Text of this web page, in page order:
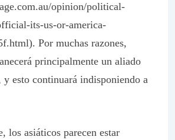
opinion/political-
its-us-or-america-
Por muchas razones,
principalmente un aliado
esto continuará indisponiendo a
los asiáticos parecen estar